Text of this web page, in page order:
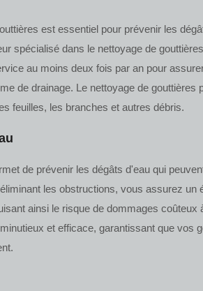
est essentiel pour prévenir les
spécialisé dans le nettoyage de
au moins deux fois par an pour
de drainage. Le nettoyage de gouttières
feuilles, les branches et autres débris.
de prévenir les dégâts d'eau qui
les obstructions, vous assurez un
ainsi le risque de dommages coûteux
et efficace, garantissant que vos